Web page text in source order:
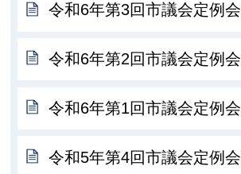
令和6年第3回市議会定例会
令和6年第2回市議会定例会
令和6年第1回市議会定例会
令和5年第4回市議会定例会